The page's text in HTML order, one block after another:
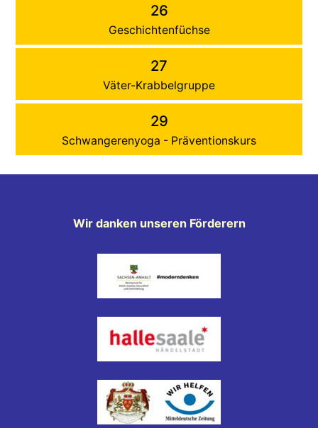
26
Geschichtenfüchse
27
Väter-Krabbelgruppe
29
Schwangerenyoga - Präventionskurs
Wir danken unseren Förderern